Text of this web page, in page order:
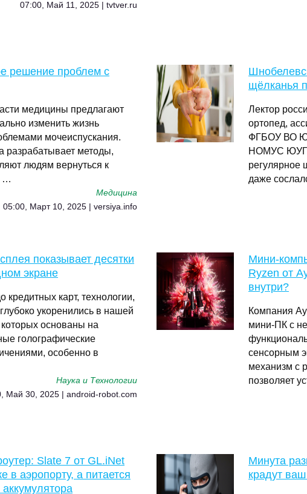
07:00, Май 11, 2025 | tvtver.ru
решение проблем с
медицины предлагают
изменить жизнь
мочеиспускания.
разрабатывает методы,
людям вернуться к
…
Медицина
05:00, Март 10, 2025 | versiya.info
щёлканья
Лектор
ортопед,
ФГБОУ ВО
НОМУС
регулярное
даже
показывает десятки
экране
карт, технологии,
укоренились в нашей
основаны на
голографические
особенно в
Наука и Технологии
Май 30, 2025 | android-robot.com
Мини-
Ryzen от
внутри?
Компания
мини-ПК с
сенсорным
механизм с
позволяет
Slate 7 от GL.iNet
в аэропорту, а питается
Минута
крадут